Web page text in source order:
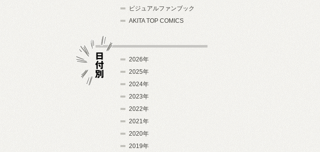
ビジュアルファンブック
AKITA TOP COMICS
2026年
2025年
2024年
2023年
2022年
2021年
2020年
2019年